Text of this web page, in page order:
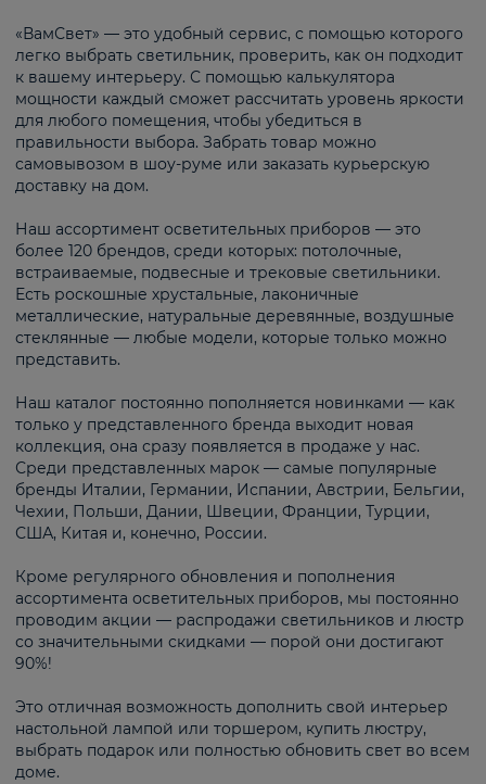
«ВамСвет» — это удобный сервис, с помощью которого
легко выбрать светильник, проверить, как он подходит
к вашему интерьеру. С помощью калькулятора
мощности каждый сможет рассчитать уровень яркости
для любого помещения, чтобы убедиться в
правильности выбора. Забрать товар можно
самовывозом в шоу-руме или заказать курьерскую
доставку на дом.
Наш ассортимент осветительных приборов — это
более 120 брендов, среди которых: потолочные,
встраиваемые, подвесные и трековые светильники.
Есть роскошные хрустальные, лаконичные
металлические, натуральные деревянные, воздушные
стеклянные — любые модели, которые только можно
представить.
Наш каталог постоянно пополняется новинками — как
только у представленного бренда выходит новая
коллекция, она сразу появляется в продаже у нас.
Среди представленных марок — самые популярные
бренды Италии, Германии, Испании, Австрии, Бельгии,
Чехии, Польши, Дании, Швеции, Франции, Турции,
США, Китая и, конечно, России.
Кроме регулярного обновления и пополнения
ассортимента осветительных приборов, мы постоянно
проводим акции — распродажи светильников и люстр
со значительными скидками — порой они достигают
90%!
Это отличная возможность дополнить свой интерьер
настольной лампой или торшером, купить люстру,
выбрать подарок или полностью обновить свет во всем
доме.